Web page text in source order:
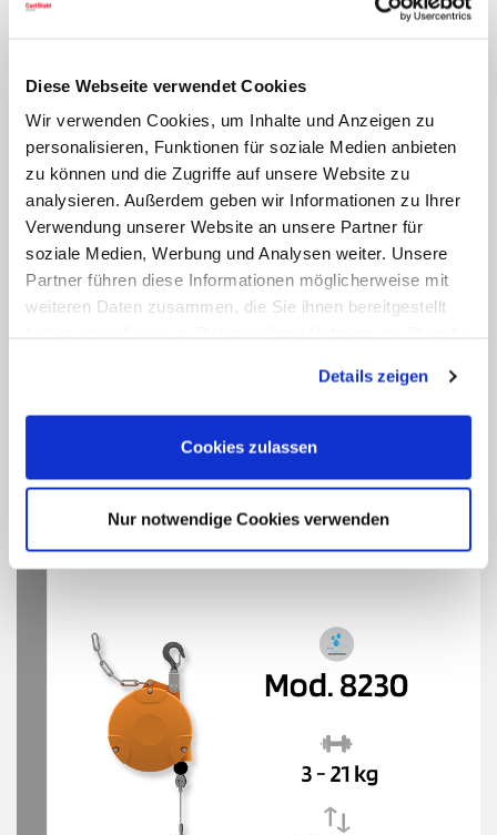
Diese Webseite verwendet Cookies
Wir verwenden Cookies, um Inhalte und Anzeigen zu
personalisieren, Funktionen für soziale Medien anbieten
zu können und die Zugriffe auf unsere Website zu
analysieren. Außerdem geben wir Informationen zu Ihrer
Verwendung unserer Website an unsere Partner für
soziale Medien, Werbung und Analysen weiter. Unsere
Partner führen diese Informationen möglicherweise mit
weiteren Daten zusammen, die Sie ihnen bereitgestellt
Cookies, wenn Sie unsere Webseite weiterhin nutzen.
Details zeigen
Cookies zulassen
Nur notwendige Cookies verwenden
Industrie Edition